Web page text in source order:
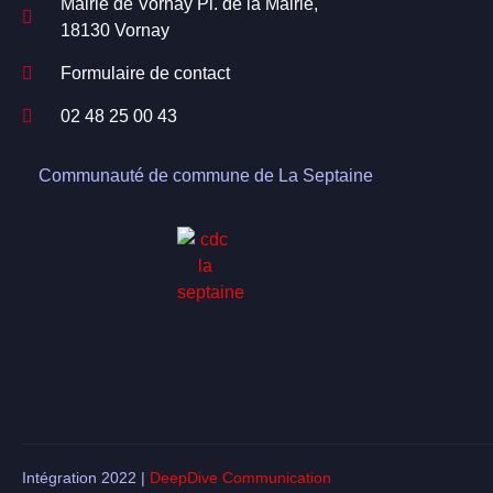
Mairie de Vornay Pl. de la Mairie,
18130 Vornay
Formulaire de contact
02 48 25 00 43
Communauté de commune de La Septaine
Intégration 2022 | DeepDive Communication